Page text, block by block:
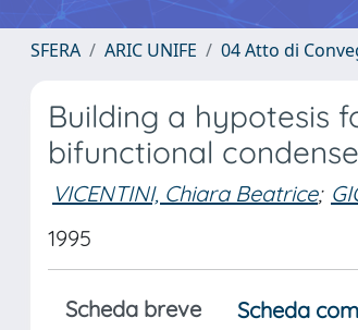
SFERA ARIC UNIFE 04 Atto di
Building a hypotesis
bifunctional
VICENTINI, Chiara Beatrice;
1995
Scheda breve Scheda